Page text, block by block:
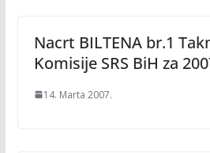
Nacrt BILTENA br.1
Komisije SRS BiH za
14. Marta 2007.